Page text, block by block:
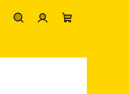
košík